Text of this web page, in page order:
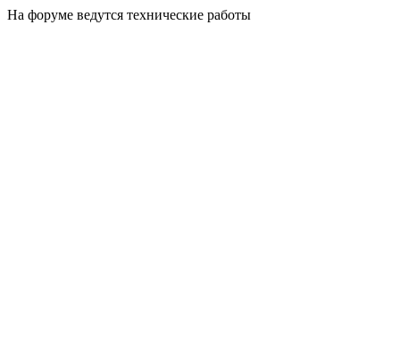
На форуме ведутся технические работы